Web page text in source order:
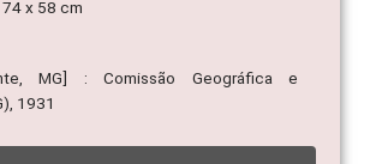
74 x 58 cm
MG] : Comissão Geográfica e
1931